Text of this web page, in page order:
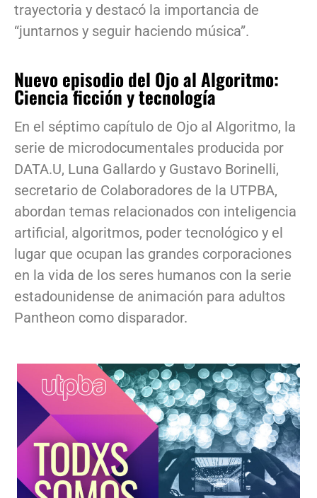
trayectoria y destacó la importancia de
“juntarnos y seguir haciendo música”.
Nuevo episodio del Ojo al Algoritmo:
Ciencia ficción y tecnología
En el séptimo capítulo de Ojo al Algoritmo, la
serie de microdocumentales producida por
DATA.U, Luna Gallardo y Gustavo Borinelli,
secretario de Colaboradores de la UTPBA,
abordan temas relacionados con inteligencia
artificial, algoritmos, poder tecnológico y el
lugar que ocupan las grandes corporaciones
en la vida de los seres humanos con la serie
estadounidense de animación para adultos
Pantheon como disparador.